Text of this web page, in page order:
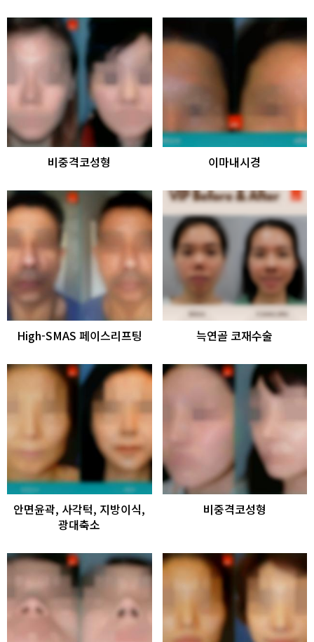
비중격코성형 이마내시경
High-SMAS 페이스리프팅 늑연골 코재수술
안면윤곽, 사각턱, 지방이식,
광대축소
비중격코성형